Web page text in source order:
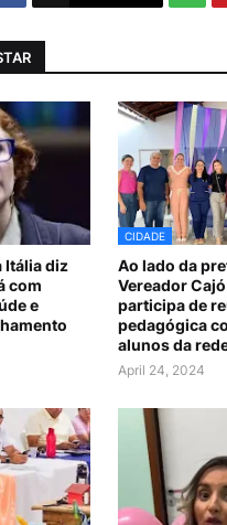
Itália diz
com
e
CIDADE
Ao lado da
Vereador
participa de
pedagógica
alunos da
April 24, 2024